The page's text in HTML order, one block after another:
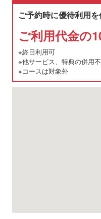
ご予約時に優待利用
ご利用代金の
※終日利用可
※他サービス、特典の併用
※コースは対象外